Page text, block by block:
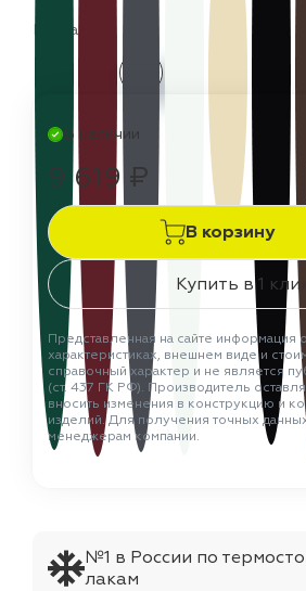
Цвета:
В наличии
9 619 ₽
В корзину
Купить в 1 клик
Представленная на сайте информация
характеристиках, внешнем виде и
справочный характер и не является
(ст. 437 ГК РФ). Производитель
вносить изменения в конструкцию и
изделий. Для получения точных
менеджерам компании.
№1 в России по
лакам